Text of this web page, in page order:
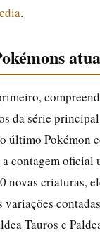
.
da série
último Pokémon
contagem oficial
novas criaturas,
Tauros e